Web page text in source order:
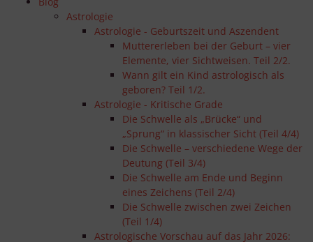
Astrologie
Astrologie - Geburtszeit und Aszendent
Muttererleben bei der Geburt – vier
Elemente, vier Sichtweisen. Teil 2/2.
Wann gilt ein Kind astrologisch als
geboren? Teil 1/2.
Astrologie - Kritische Grade
Die Schwelle als „Brücke“ und
„Sprung“ in klassischer Sicht (Teil 4/4)
Die Schwelle – verschiedene Wege der
Deutung (Teil 3/4)
Die Schwelle am Ende und Beginn
eines Zeichens (Teil 2/4)
Die Schwelle zwischen zwei Zeichen
(Teil 1/4)
Astrologische Vorschau auf das Jahr 2026: